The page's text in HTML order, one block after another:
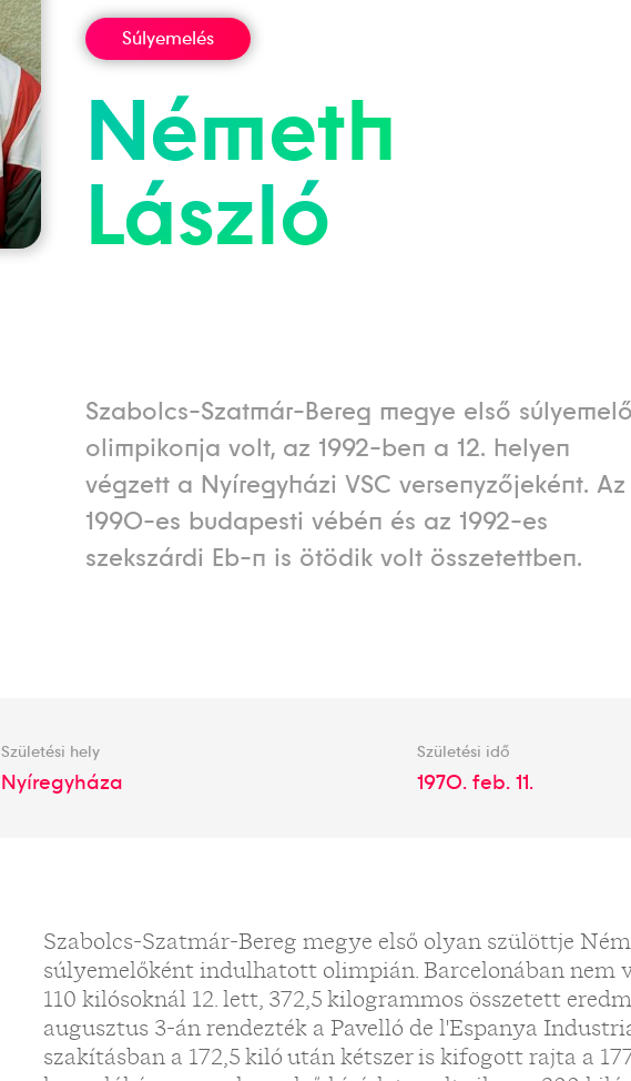
Súlyemelés
Németh
László
Szabolcs-Szatmár-Bereg megye első súlyemelő
olimpikonja volt, az 1992-ben a 12. helyen
végzett a Nyíregyházi VSC versenyzőjeként. Az
1990-es budapesti vébén és az 1992-es
szekszárdi Eb-n is ötödik volt összetettben.
Születési hely
Nyíregyháza
Születési idő
1970. feb. 11.
Szabolcs-Szatmár-Bereg megye első olyan szülöttje
súlyemelőként indulhatott olimpián. Barcelonában nem
110 kilósoknál 12. lett, 372,5 kilogrammos összetett
augusztus 3-án rendezték a Pavelló de l'Espanya
szakításban a 172,5 kiló után kétszer is kifogott rajta a